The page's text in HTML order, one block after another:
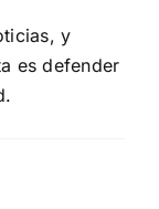
y
es defender